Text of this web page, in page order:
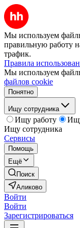
Мы используем
правильную работу
трафик.
Правила
Мы используем
файлов cookie
Понятно
Ищу сотрудника
Ищу работу
Ищу сотрудника
Сервисы
Помощь
Ещё
Поиск
Аликово
Войти
Войти
Зарегистрироваться